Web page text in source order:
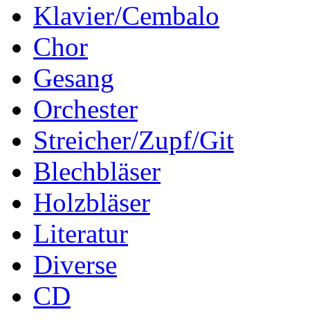
Klavier/Cembalo
Chor
Gesang
Orchester
Streicher/Zupf/Git
Blechbläser
Holzbläser
Literatur
Diverse
CD